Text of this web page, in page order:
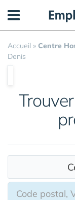
Accueil » Centre
Denis
Trouver